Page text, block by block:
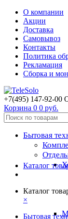
О компании
Акции
Доставка
Самовывоз
Контакты
Политика
Рекламация
Сборка и
+7(495) 147-92-00
Корзина 0 0 руб.
Бытовая
Каталог
Каталог
×
Бытовая